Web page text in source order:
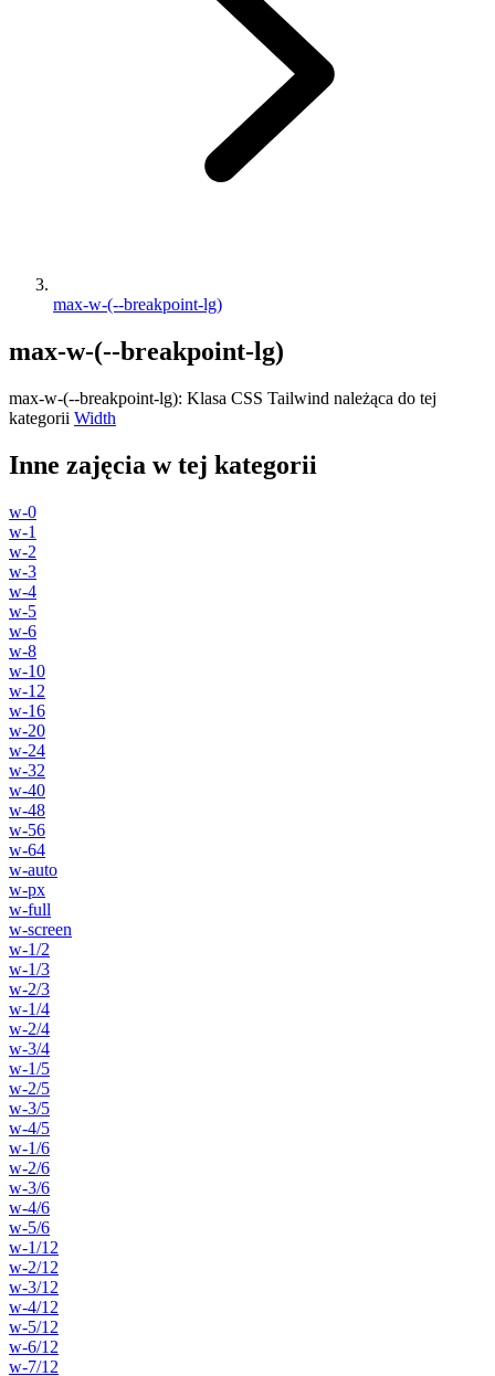
max-w-(--breakpoint-lg)
max-w-(--breakpoint-lg)
max-w-(--breakpoint-lg): Klasa CSS Tailwind należąca do tej
kategorii Width
Inne zajęcia w tej kategorii
w-0
w-1
w-2
w-3
w-4
w-5
w-6
w-8
w-10
w-12
w-16
w-20
w-24
w-32
w-40
w-48
w-56
w-64
w-auto
w-px
w-full
w-screen
w-1/2
w-1/3
w-2/3
w-1/4
w-2/4
w-3/4
w-1/5
w-2/5
w-3/5
w-4/5
w-1/6
w-2/6
w-3/6
w-4/6
w-5/6
w-1/12
w-2/12
w-3/12
w-4/12
w-5/12
w-6/12
w-7/12